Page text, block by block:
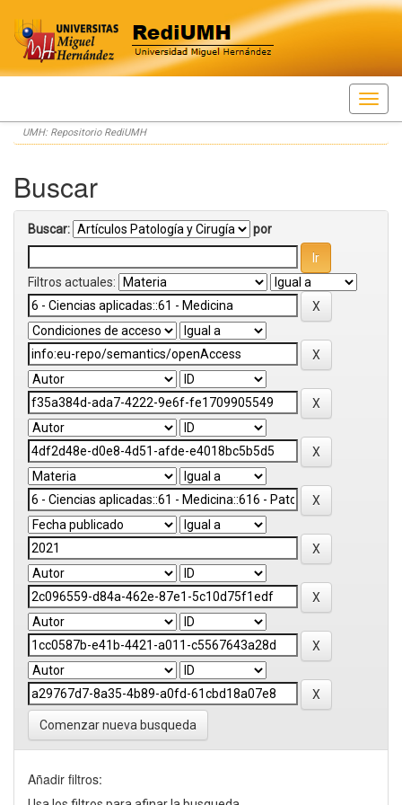
Skip
navigation
UMH: Repositorio RediUMH
Buscar
Buscar: por
Filtros actuales:
Comenzar nueva busqueda
Añadir filtros: